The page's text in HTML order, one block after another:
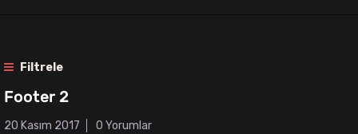
Filtrele
Footer 2
20 Kasım 2017 0 Yorumlar